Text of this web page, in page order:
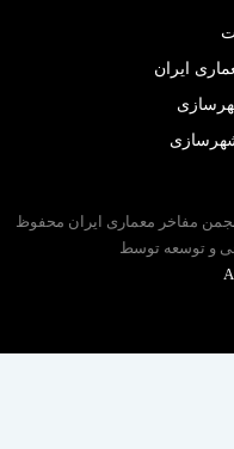
معماری ایران محفوظ